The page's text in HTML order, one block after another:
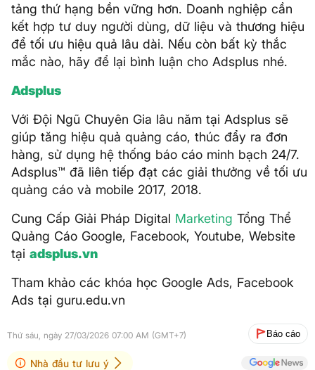
tảng thứ hạng bền vững hơn. Doanh nghiệp cần
kết hợp tư duy người dùng, dữ liệu và thương hiệu
để tối ưu hiệu quả lâu dài. Nếu còn bất kỳ thắc
mắc nào, hãy để lại bình luận cho Adsplus nhé.
Adsplus
Với Đội Ngũ Chuyên Gia lâu năm tại Adsplus sẽ
giúp tăng hiệu quả quảng cáo, thúc đẩy ra đơn
hàng, sử dụng hệ thống báo cáo minh bạch 24/7.
Adsplus™ đã liên tiếp đạt các giải thưởng về tối ưu
quảng cáo và mobile 2017, 2018.
Cung Cấp Giải Pháp Digital Marketing Tổng Thể
Quảng Cáo Google, Facebook, Youtube, Website
tại adsplus.vn
Tham khảo các khóa học Google Ads, Facebook
Ads tại guru.edu.vn
Thứ sáu, ngày 27/03/2026 07:00 AM (GMT+7) Báo cáo
Nhà đầu tư lưu ý